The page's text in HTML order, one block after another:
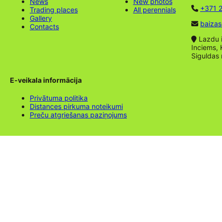
Trading places
Gallery
Contacts
All perennials
+371
Lazdu
Inciems,
Siguldas
E-veikala informācija
Privātuma politika
Distances pirkuma noteikumi
Preču atgriešanas paziņojums